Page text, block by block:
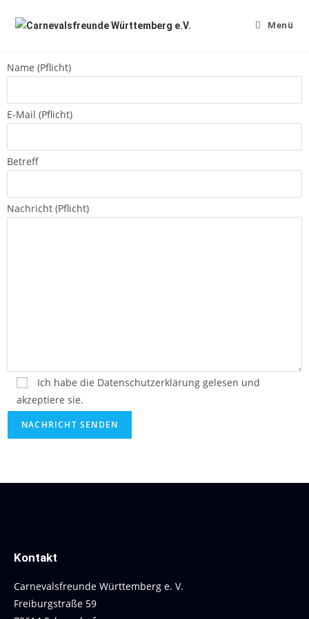
Menü
Name (Pflicht)
E-Mail (Pflicht)
Betreff
Nachricht (Pflicht)
Ich habe die Datenschutzerklärung gelesen und
akzeptiere sie.
Bitte lasse dieses Feld leer.
Kontakt
Carnevalsfreunde Württemberg e. V.
Freiburgstraße 59